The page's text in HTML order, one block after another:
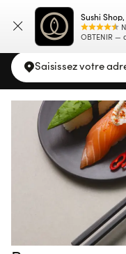
Sushi
OBTENIR —
Carte
Saisissez votre